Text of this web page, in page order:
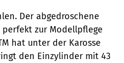
Der abgedroschene
zur Modellpflege
hat unter der Karosse
den Einzylinder mit 43